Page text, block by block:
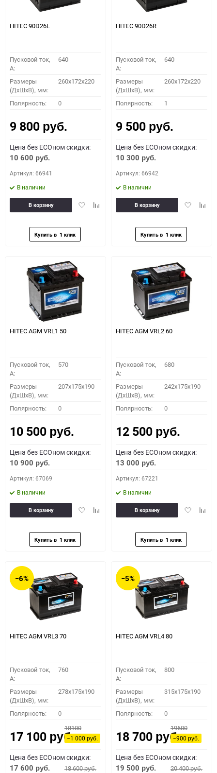
HITEC 90D26L
Пусковой ток,
A:
640
Размеры
(ДхШхВ), мм:
260x172x220
Полярность: 0
9 800 руб.
Цена без ECOном скидки:
10 600 руб.
Артикул: 66941
В наличии
ДобавитьДобавить
В корзину
HITEC 90D26R
Пусковой ток,
A:
640
Размеры
(ДхШхВ), мм:
260x172x220
Полярность: 1
9 500 руб.
Цена без ECOном скидки:
10 300 руб.
Артикул: 66942
В наличии
Добавить
В корзину
HITEC AGM VRL1 50
Пусковой ток,
A:
570
Размеры
(ДхШхВ), мм:
207x175x190
Полярность: 0
10 500 руб.
Цена без ECOном скидки:
10 900 руб.
Артикул: 67069
В наличии
ДобавитьДобавить
В корзину
HITEC AGM VRL2 60
Пусковой ток,
A:
680
Размеры
(ДхШхВ), мм:
242x175x190
Полярность: 0
12 500 руб.
Цена без ECOном скидки:
13 000 руб.
Артикул: 67221
В наличии
Добавить
В корзину
−6%
HITEC AGM VRL3 70
Пусковой ток,
A:
760
Размеры
(ДхШхВ), мм:
278x175x190
Полярность: 0
17 100 руб.
18100
−1 000руб.
Цена без ECOном скидки:
17 600 руб. 18 600руб.
−5%
HITEC AGM VRL4 80
Пусковой ток,
A:
800
Размеры
(ДхШхВ), мм:
315x175x190
Полярность: 0
18 700 руб.
19600
−900руб.
Цена без ECOном скидки:
19 500 руб. 20 400руб.